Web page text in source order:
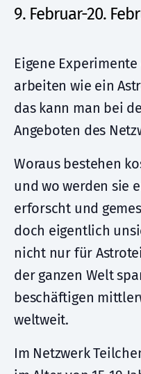
9. Februar-20.
Eigene
arbeiten wie ein
das kann man bei
Angeboten des
Woraus bestehen
und wo werden sie
erforscht und
doch eigentlich
nicht nur für
der ganzen Welt
beschäftigen
weltweit.
Im Netzwerk